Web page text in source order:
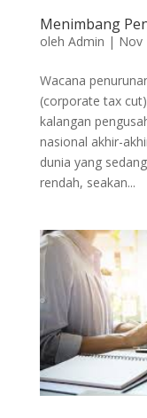
Menimbang
oleh Admin | Nov
Wacana
(corporate tax
kalangan
nasional akhir-
dunia yang
rendah, seakan...